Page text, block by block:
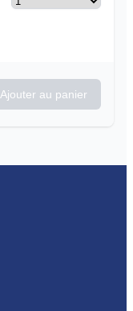
Ajouter au panier